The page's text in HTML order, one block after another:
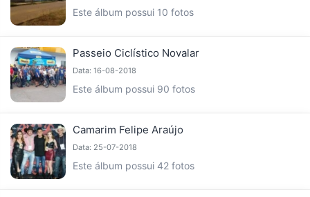
Este álbum possui 10 fotos
Passeio Ciclístico Novalar
Data: 16-08-2018
Este álbum possui 90 fotos
Camarim Felipe Araújo
Data: 25-07-2018
Este álbum possui 42 fotos